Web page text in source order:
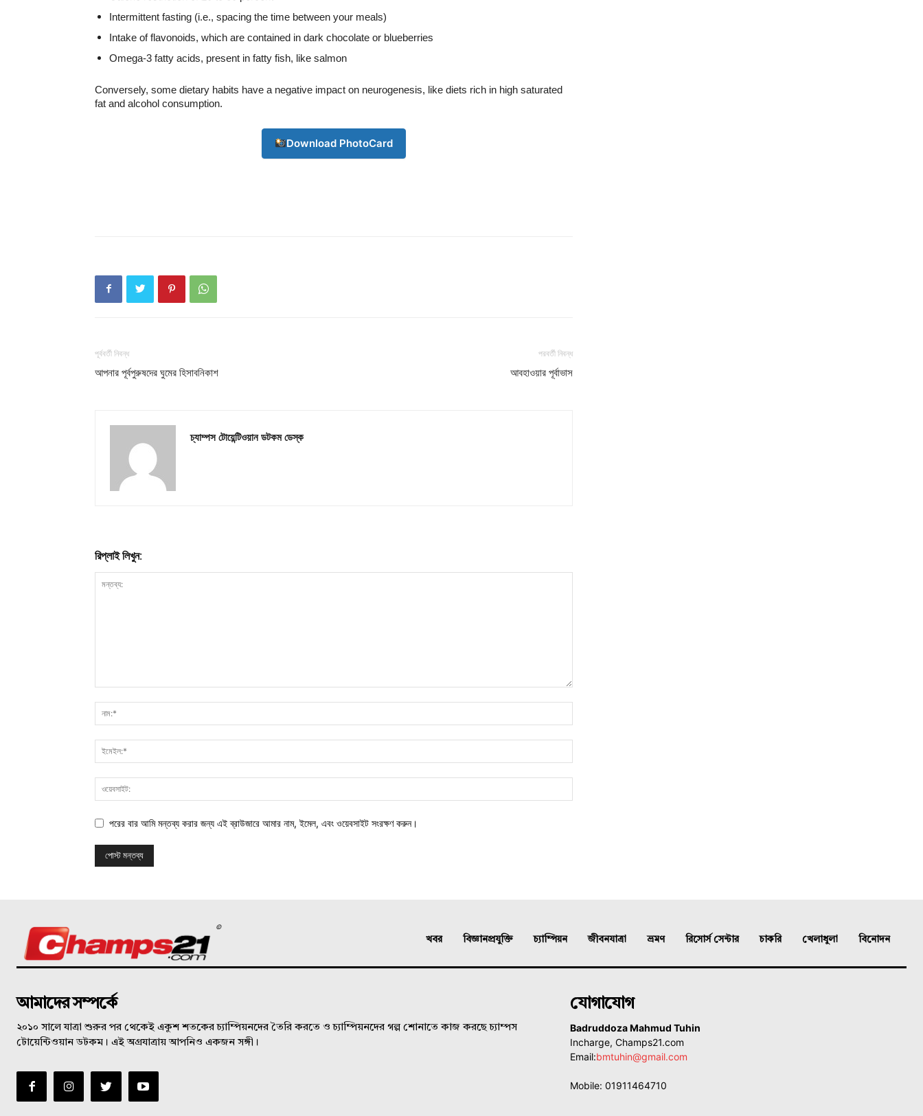
Champs21
Intermittent fasting (i.e., spacing the time between your meals)
Intake of flavonoids, which are contained in dark chocolate or blueberries
Omega-3 fatty acids, present in fatty fish, like salmon
Conversely, some dietary habits have a negative impact on neurogenesis, like diets rich in high saturated
fat and alcohol consumption.
Download PhotoCard
পূর্ববর্তী নিবন্ধ
আপনার পূর্বপুরুষদের ঘুমের হিসাবনিকাশ
পরবর্তী নিবন্ধ
আবহাওয়ার পূর্বাভাস
চ্যাম্পস টোয়েন্টিওয়ান ডটকম ডেস্ক
রিপ্লাই লিখুন:
পরের বার আমি মন্তব্য করার জন্য এই ব্রাউজারে আমার নাম, ইমেল, এবং ওয়েবসাইট সংরক্ষণ করুন।
©
খবর বিজ্ঞানপ্রযুক্তি চ্যাম্পিয়ন জীবনযাত্রা ভ্রমণ রিসোর্স সেন্টার চাকরি খেলাধুলা বিনোদন
আমাদের সম্পর্কে
২০১০ সালে যাত্রা শুরুর পর থেকেই একুশ শতকের চ্যাম্পিয়নদের তৈরি করতে ও চ্যাম্পিয়নদের গল্প শোনাতে কাজ করছে চ্যাম্পস
টোয়েন্টিওয়ান ডটকম। এই অগ্রযাত্রায় আপনিও একজন সঙ্গী।
যোগাযোগ
Badruddoza Mahmud Tuhin
Incharge, Champs21.com
Email:bmtuhin@gmail.com
Mobile: 01911464710